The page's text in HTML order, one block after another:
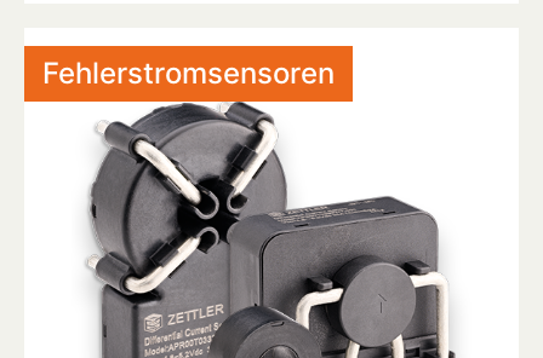
Fehlerstromsensoren